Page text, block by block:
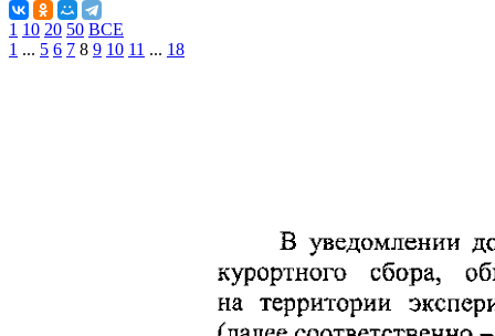
1 10 20 50 ВСЕ
1 ... 5 6 7 8 9 10 11 ... 18